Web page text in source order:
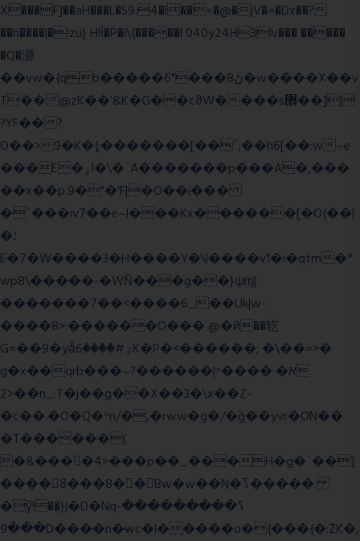
X���F]��aH���L�S9:4�l��=�@�jV�=�Dx��?
��h����|�!zu} H!Ī�P�i\{�����l 040y24H3lv��� �����
�Q�瀞
��vw�{qb�����6"���8ڻ�w����X��v
T�� @zK��'&K�G��cϑW����s޾��]|
?YF�� ?
O��>9�K�{;�������[��˝;��h6[��:w~e
���E�ۅl�\�`A�������p���A�,���
��x��p.9�"�'F|�O��i���
�`���iv7��e~l���Kx������[�O{��|
�؛
E�7�W����3�H����Y�\l����v1�i�qtm�°
wp8\�����-�WŇ���g��}ψɱ|
�������7��<����6_��Uk|w-
����8>:������O��� @�ӣ��䢀
G=��9�yǻٷ#����6K�P�<������; �\��=>�
g�x��qrb���~א� ����^|������?
2>��n_:T�j��g��X��3�\x��Z-
�c��.�O�Q�^n/�,�rww�g�/�ۧg��yvr�ON��
�T������(
�&����4>���p��_���H�g�`��ƪ
����8َ���8� �󳳦Bw�w��Nֻ�ߖ�����.
�ў!��}|�D�Nqߖ���������-
���9D����n�̶wc�l�֑����o�{���{�:ZK�,